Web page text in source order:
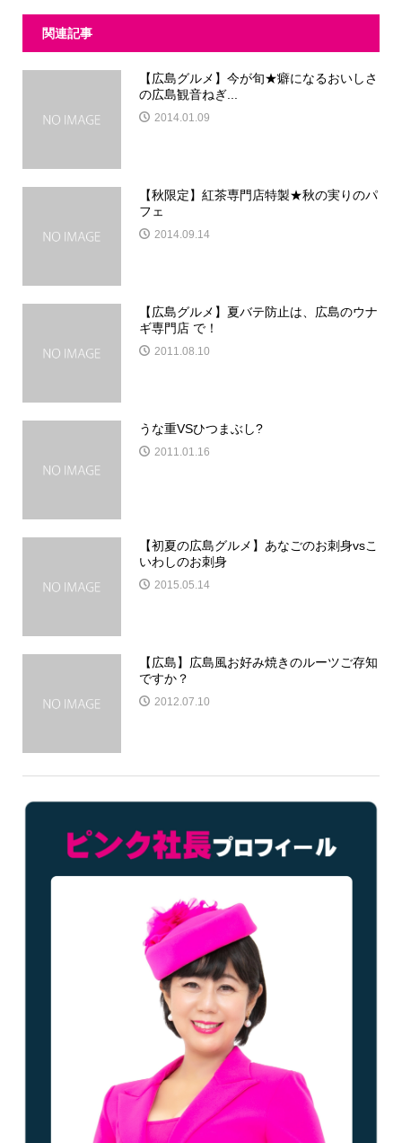
関連記事
【広島グルメ】今が旬★癖になるおいしさ
の広島観音ねぎ...
2014.01.09
【秋限定】紅茶専門店特製★秋の実りのパ
フェ
2014.09.14
【広島グルメ】夏バテ防止は、広島のウナ
ギ専門店 で！
2011.08.10
うな重VSひつまぶし?
2011.01.16
【初夏の広島グルメ】あなごのお刺身vsこ
いわしのお刺身
2015.05.14
【広島】広島風お好み焼きのルーツご存知
ですか？
2012.07.10